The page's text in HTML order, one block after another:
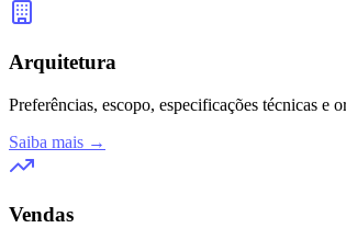
Arquitetura
Preferências, escopo, especificações técnicas e
Saiba mais →
Vendas